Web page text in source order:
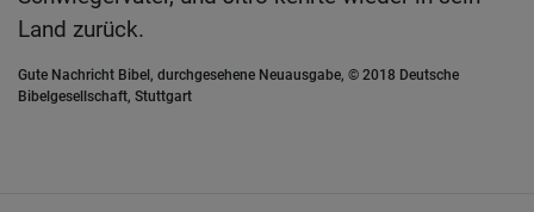
Land zurück.
Gute Nachricht Bibel, durchgesehene Neuausgabe, © 2018 Deutsche
Bibelgesellschaft, Stuttgart